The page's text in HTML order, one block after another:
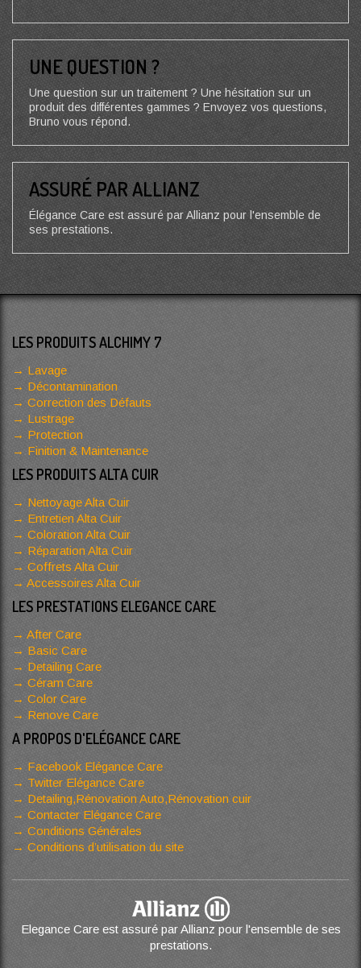
UNE QUESTION ?
Une question sur un traitement ? Une hésitation sur un
produit des différentes gammes ? Envoyez vos questions,
Bruno vous répond.
ASSURÉ PAR ALLIANZ
Élégance Care est assuré par Allianz pour l'ensemble de
ses prestations.
LES PRODUITS ALCHIMY 7
Lavage
Décontamination
Correction des Défauts
Lustrage
Protection
Finition & Maintenance
LES PRODUITS ALTA CUIR
Nettoyage Alta Cuir
Entretien Alta Cuir
Coloration Alta Cuir
Réparation Alta Cuir
Coffrets Alta Cuir
Accessoires Alta Cuir
LES PRESTATIONS ELEGANCE CARE
After Care
Basic Care
Detailing Care
Céram Care
Color Care
Renove Care
A PROPOS D'ELÉGANCE CARE
Facebook Elégance Care
Twitter Elégance Care
Detailing,Rénovation Auto,Rénovation cuir
Contacter Elégance Care
Conditions Générales
Conditions d’utilisation du site
Elegance Care est assuré par Allianz pour l'ensemble de ses
prestations.